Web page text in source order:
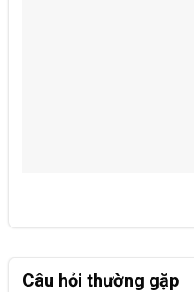
Câu hỏi thường gặp